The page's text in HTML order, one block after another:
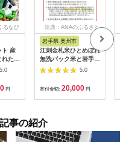
るなび
ト 産
たて
フル
(イ
ロ
含む]
季節
5.0
円
出典：ANAのふるさと
納税
岩手県 奥州市
江刺金札米ひとめぼれ
無洗パック米と岩手県
産野菜セット【翌月発
送】離島配送不可
[AQ032]
5.0
寄付金額: 20,000 円
事の紹介